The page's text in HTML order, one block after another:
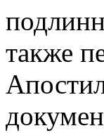
также